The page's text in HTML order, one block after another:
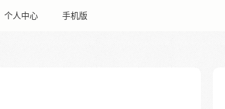
个人中心 手机版